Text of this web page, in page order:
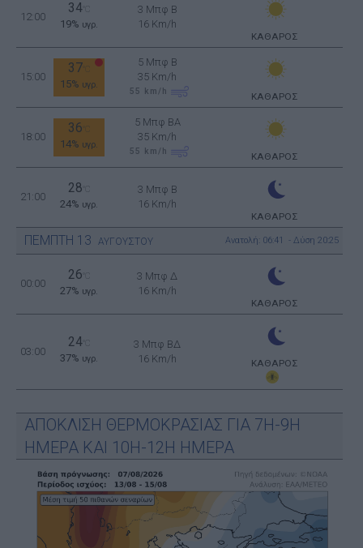
12:00
34°C
19% υγρ.
3 Μπφ B
16 Km/h
ΚΑΘΑΡΟΣ
15:00
37
15% υγρ.
5 Μπφ B
35 Km/h
55 km/h ΚΑΘΑΡΟΣ
18:00
36
14% υγρ.
5 Μπφ BA
35 Km/h
55 km/h ΚΑΘΑΡΟΣ
21:00
28
24% υγρ.
3 Μπφ B
16 Km/h
ΚΑΘΑΡΟΣ
ΠΕΜΠΤΗ 13 ΑΥΓΟΥΣΤΟΥ Ανατολή: 06:41 - Δύση 20:25
00:00
26
27% υγρ.
3 Μπφ Δ
16 Km/h
ΚΑΘΑΡΟΣ
03:00
24°C
37% υγρ.
3 Μπφ ΒΔ
16 Km/h
ΚΑΘΑΡΟΣ
ΑΠΟΚΛΙΣΗ ΘΕΡΜΟΚΡΑΣΙΑΣ ΓΙΑ 7Η-9Η
ΗΜΕΡΑ ΚΑΙ 10Η-12Η ΗΜΕΡΑ